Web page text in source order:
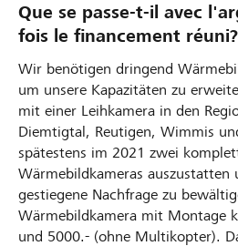
Que se passe-t-il avec
fois le financement réuni?
Wir benötigen dringend
um unsere Kapazitäten zu
mit einer Leihkamera in den
Diemtigtal, Reutigen, Wimmis
spätestens im 2021 zwei
Wärmebildkameras auszustatten
gestiegene Nachfrage zu
Wärmebildkamera mit Montage
und 5000.- (ohne Multikopter).